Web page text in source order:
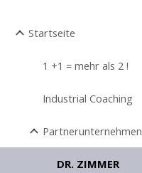
Startseite
1 +1 = mehr als 2 !
Industrial Coaching
Partnerunternehmen
DR. ZIMMER